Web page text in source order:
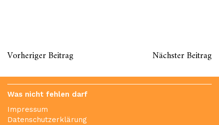
Vorheriger Beitrag Nächster Beitrag
Was nicht fehlen darf
Impressum
Datenschutzerklärung